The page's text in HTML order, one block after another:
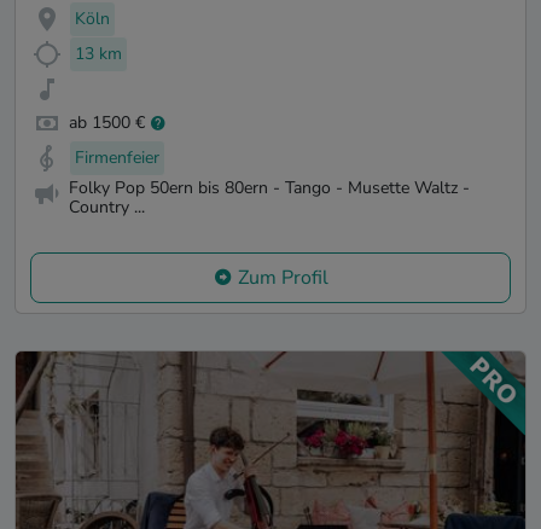
Köln
13 km
ab 1500 €
Firmenfeier
Folky Pop 50ern bis 80ern - Tango - Musette Waltz -
Country ...
Zum Profil